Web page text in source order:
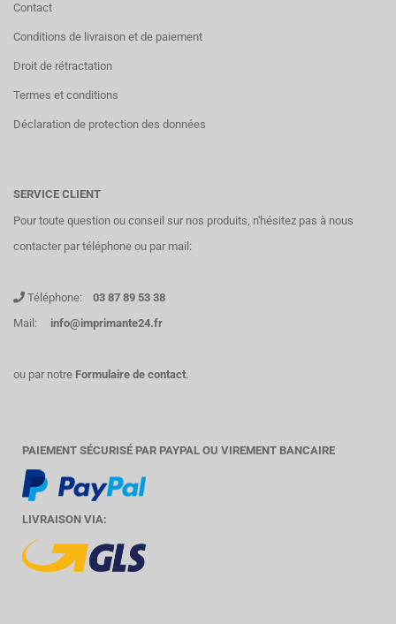
Contact
Conditions de livraison et de paiement
Droit de rétractation
Termes et conditions
Déclaration de protection des données
SERVICE CLIENT
Pour toute question ou conseil sur nos produits, n'hésitez pas à nous
contacter par téléphone ou par mail:
Téléphone: 03 87 89 53 38
Mail:
info@imprimante24.fr
ou par notre Formulaire de contact.
PAIEMENT SÉCURISÉ PAR PAYPAL OU VIREMENT BANCAIRE
LIVRAISON VIA: